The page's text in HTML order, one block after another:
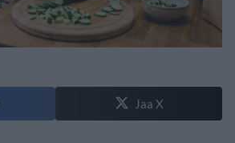
Jaa X